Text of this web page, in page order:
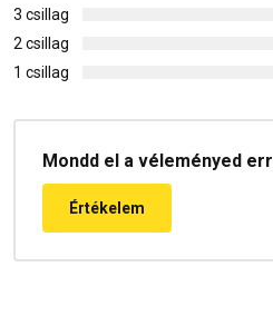
3 csillag
2 csillag
1 csillag
Mondd el a véleményed
Értékelem